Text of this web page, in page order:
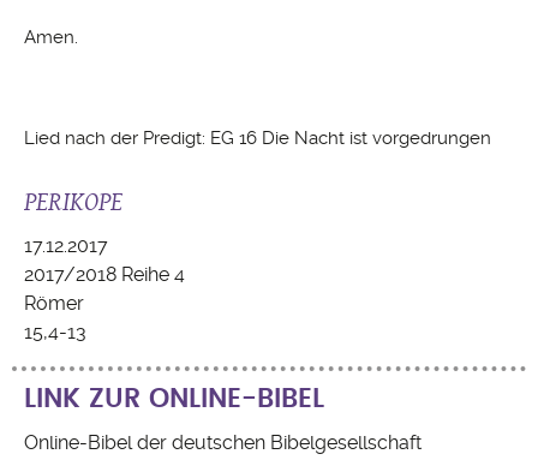
Amen.
Lied nach der Predigt: EG 16 Die Nacht ist vorgedrungen
PERIKOPE
17.12.2017
2017/2018 Reihe 4
Römer
15,4-13
LINK ZUR ONLINE-BIBEL
Online-Bibel der deutschen Bibelgesellschaft